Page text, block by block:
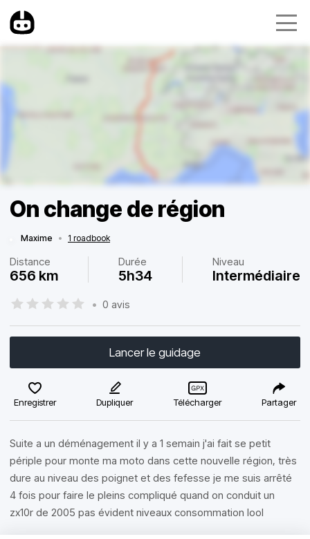
On change de région
Maxime • 1 roadbook
Distance
656 km
Durée
5h34
Niveau
Intermédiaire
• 0 avis
Lancer le guidage
Enregistrer Dupliquer Télécharger Partager
Suite a un déménagement il y a 1 semain j'ai fait se petit
périple pour monte ma moto dans cette nouvelle région, très
dure au niveau des poignet et des fefesse je me suis arrêté
4 fois pour faire le pleins compliqué quand on conduit un
zx10r de 2005 pas évident niveaux consommation lool